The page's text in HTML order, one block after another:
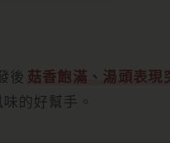
後 菇香飽滿、湯頭表現
的好幫手。